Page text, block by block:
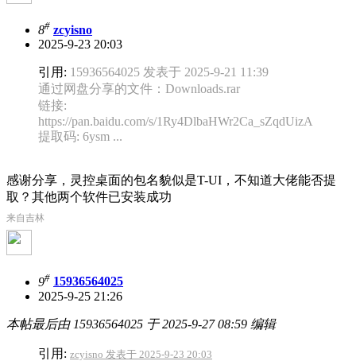
8# zcyisno
2025-9-23 20:03
引用: 15936564025 发表于 2025-9-21 11:39
通过网盘分享的文件：Downloads.rar
链接:
https://pan.baidu.com/s/1Ry4DlbaHWr2Ca_sZqdUizA
提取码: 6ysm ...
感谢分享，灵控桌面的包名貌似是T-UI，不知道大佬能否提
取？其他两个软件已安装成功
来自吉林
9# 15936564025
2025-9-25 21:26
本帖最后由 15936564025 于 2025-9-27 08:59 编辑
引用: zcyisno 发表于 2025-9-23 20:03